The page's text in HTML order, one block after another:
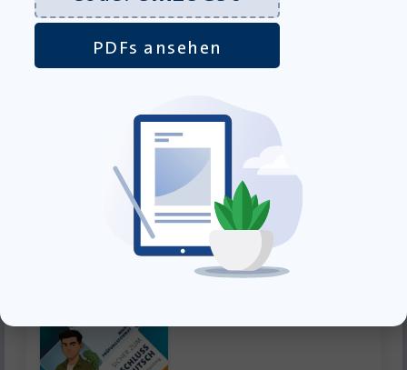
Download-Produkt
»In den Warenkorb
PDFs ansehen